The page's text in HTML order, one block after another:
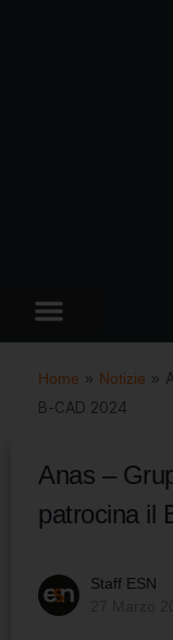
Home » Notizie »
B-CAD 2024
Anas –
patrocina il
Staff ESN